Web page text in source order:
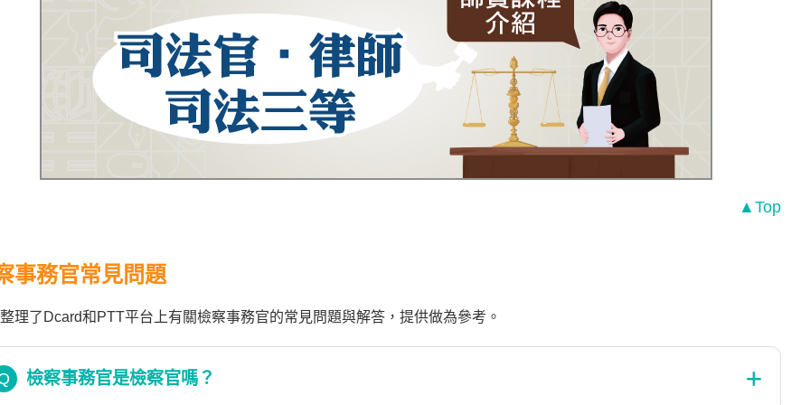
▲Top
事務官常見問題
理了Dcard和PTT平台上有關檢察事務官的常見問題與解答，提供做為參考。
檢察事務官是檢察官嗎？